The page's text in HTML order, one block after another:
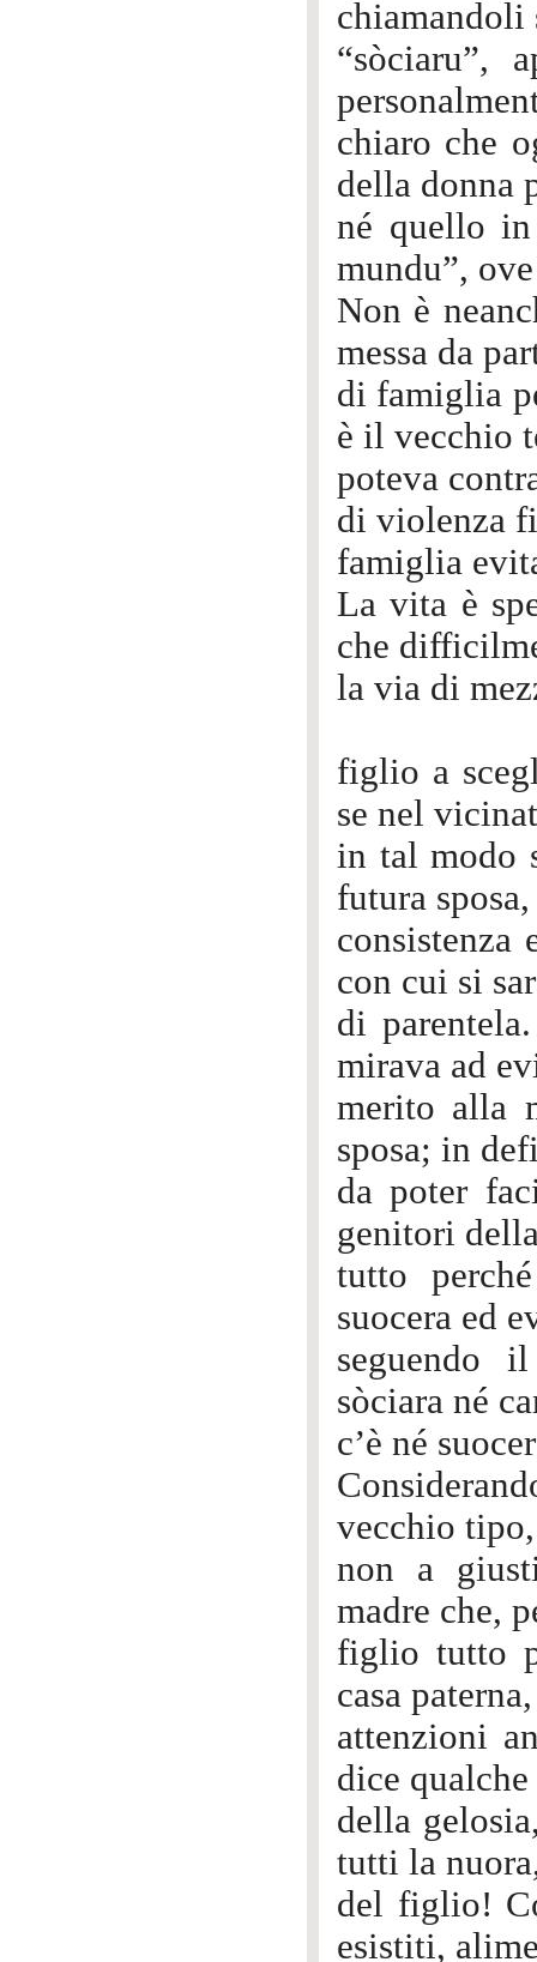
chiamandoli
“sòciaru”,
chiaro che
della donna
né quello
mundu”,
Non è
messa da
di famiglia
è il vecchio
poteva
di violenza
famiglia
La vita è
che
la via di
figlio a
se nel
in tal modo
futura
consistenza
con cui si
di
mirava ad
merito alla
sposa; in
da poter
genitori
tutto
suocera ed
seguendo
sòciara né
c’è né
vecchio
non a
madre che,
figlio tutto
casa
attenzioni
dice
della
tutti la
del figlio!
esistiti,